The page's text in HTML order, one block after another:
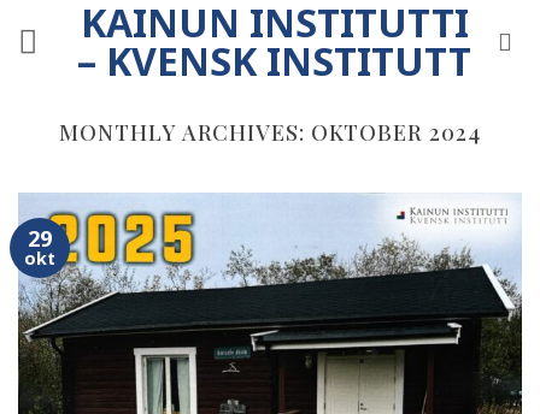
to
KAINUN INSTITUTTI
– KVENSK INSTITUTT
MONTHLY ARCHIVES: OKTOBER 2024
29
okt